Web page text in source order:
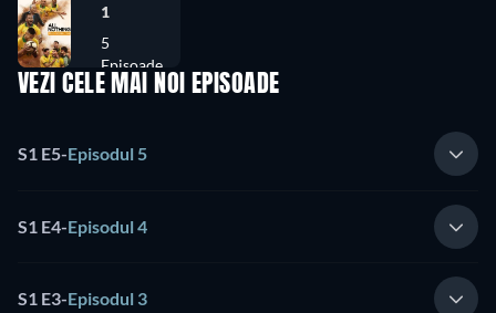
1
5
Episoade
VEZI CELE MAI NOI EPISOADE
S1 E5-Episodul 5
S1 E4-Episodul 4
S1 E3-Episodul 3